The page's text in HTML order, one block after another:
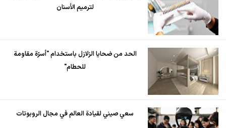
لترميم الأسنان
الحد من ضحايا الزلازل باستخدام "أسرّة مقاومة
للحطام"
سعي صيني لقيادة العالم في مجال الروبوتات